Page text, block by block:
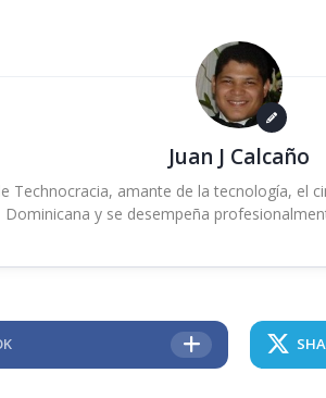
Juan J Calcaño
Technocracia, amante de la tecnología, el
Dominicana y se desempeña